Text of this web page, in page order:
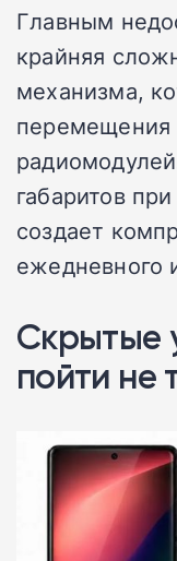
Главным
крайняя
механизма,
перемещения
габаритов
создает
ежедневного
Скрытые
пойти не